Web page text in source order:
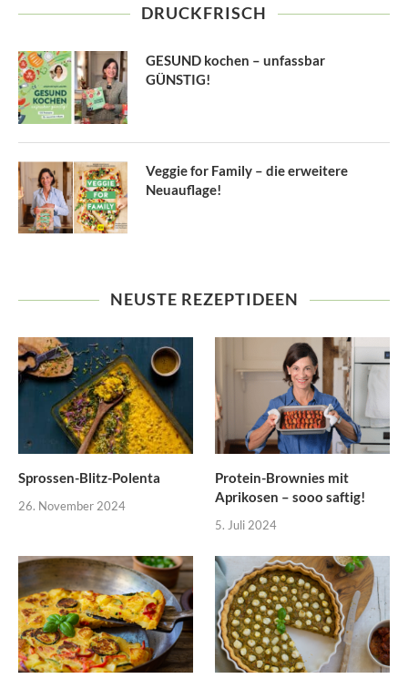
DRUCKFRISCH
GESUND kochen – unfassbar
GÜNSTIG!
Veggie for Family – die erweitere
Neuauflage!
NEUSTE REZEPTIDEEN
Sprossen-Blitz-Polenta
26. November 2024
Protein-Brownies mit
Aprikosen – sooo saftig!
5. Juli 2024